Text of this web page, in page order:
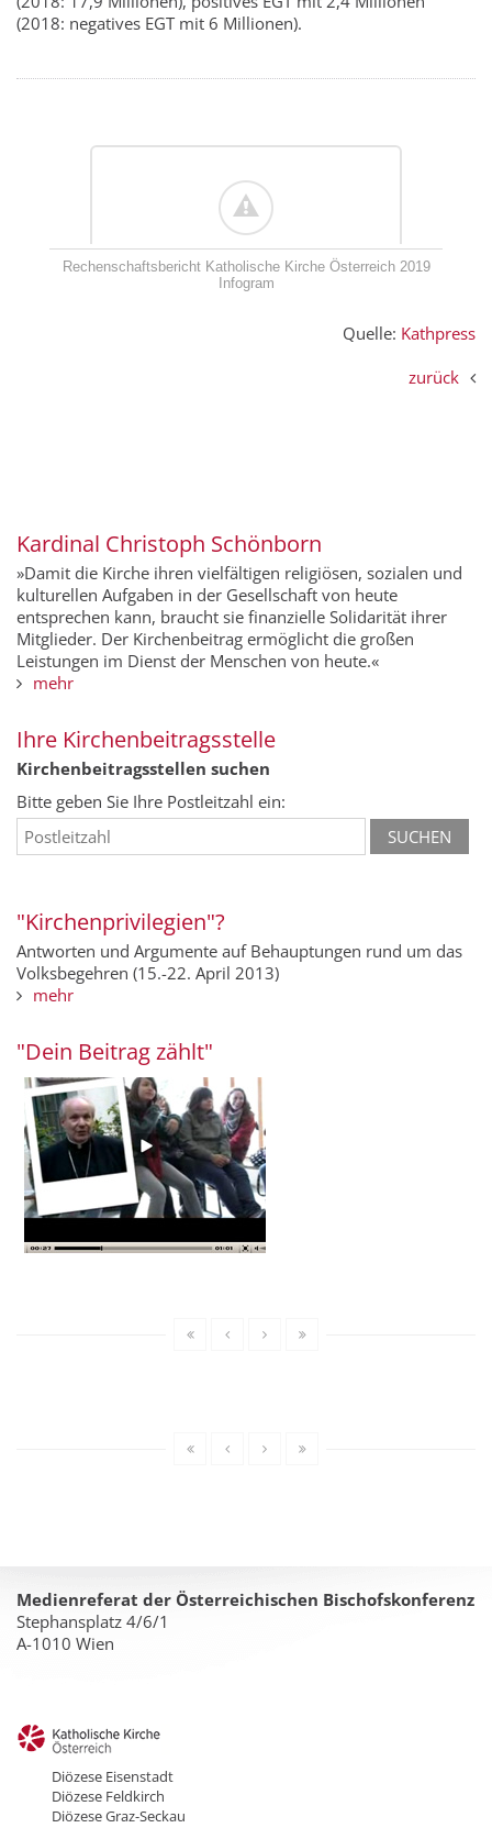
(2018: negatives EGT mit 6 Millionen).
Rechenschaftsbericht Katholische Kirche Österreich 2019
Infogram
Quelle: Kathpress
zurück
Kardinal Christoph Schönborn
»Damit die Kirche ihren vielfältigen religiösen, sozialen und
kulturellen Aufgaben in der Gesellschaft von heute
entsprechen kann, braucht sie finanzielle Solidarität ihrer
Mitglieder. Der Kirchenbeitrag ermöglicht die großen
Leistungen im Dienst der Menschen von heute.«
mehr
Ihre Kirchenbeitragsstelle
Kirchenbeitragsstellen suchen
Bitte geben Sie Ihre Postleitzahl ein:
"Kirchenprivilegien"?
Antworten und Argumente auf Behauptungen rund um das
Volksbegehren (15.-22. April 2013)
mehr
"Dein Beitrag zählt"
Medienreferat der Österreichischen Bischofskonferenz
Stephansplatz 4/6/1
A-1010 Wien
Diözese Eisenstadt
Diözese Feldkirch
Diözese Graz-Seckau